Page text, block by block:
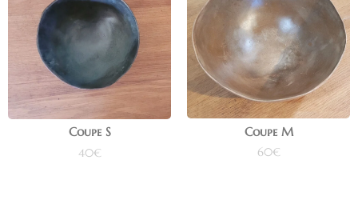
Coupe S
40€
Coupe M
60€